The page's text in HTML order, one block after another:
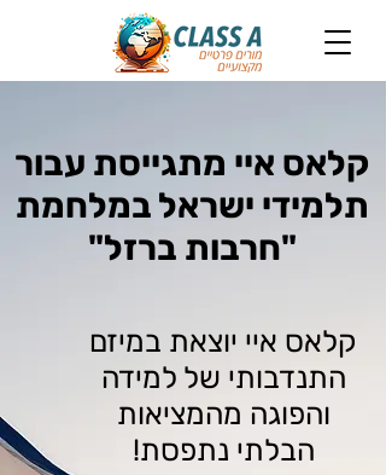
קלאס איי מתגייסת עבור
תלמידי ישראל במלחמת
"חרבות ברזל"
קלאס איי יוצאת במיזם
התנדבותי של למידה
והפוגה מהמציאות
הבלתי נתפסת!